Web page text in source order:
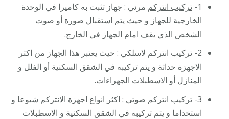
1- تركيب انتركم مرئي : جهاز تثبت به كاميرا في الوحدة
الخارجية للجهاز و حيث يتم استقبال صورة أو صوت
الشخص الذي يقف امام الجهاز في الخارج.
2- تركيب انتركم لاسلكي : حيث يعتبر هذا الجهاز من اكثر
الاجهزة حداثة و يتم تركيبه في الشقق السكنية أو الفلل و
المنازل أو الاسطبلات الجهراءات.
3- تركيب انتركم صوتي : اكثر انواع اجهزة الانتركم شيوعا و
استخداما و يتم تركيبه في الشقق السكنية و الاسطبلات